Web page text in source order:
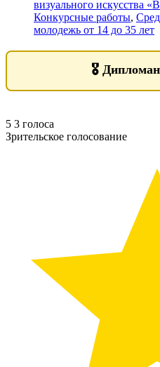
визуального искусства
Конкурсные работы,
молодежь от 14 до 35 лет
🎖️
5 3 голоса
Зрительское голосование